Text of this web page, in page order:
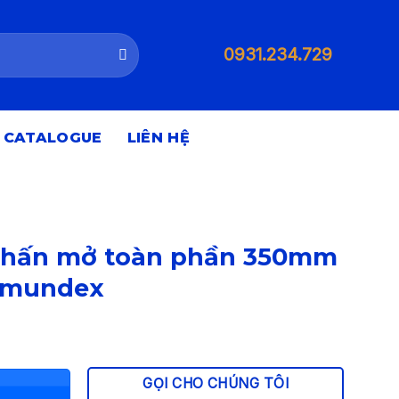
0931.234.729
CATALOGUE LIÊN HỆ
mở toàn phần 350mm
GỌI CHO CHÚNG TÔI